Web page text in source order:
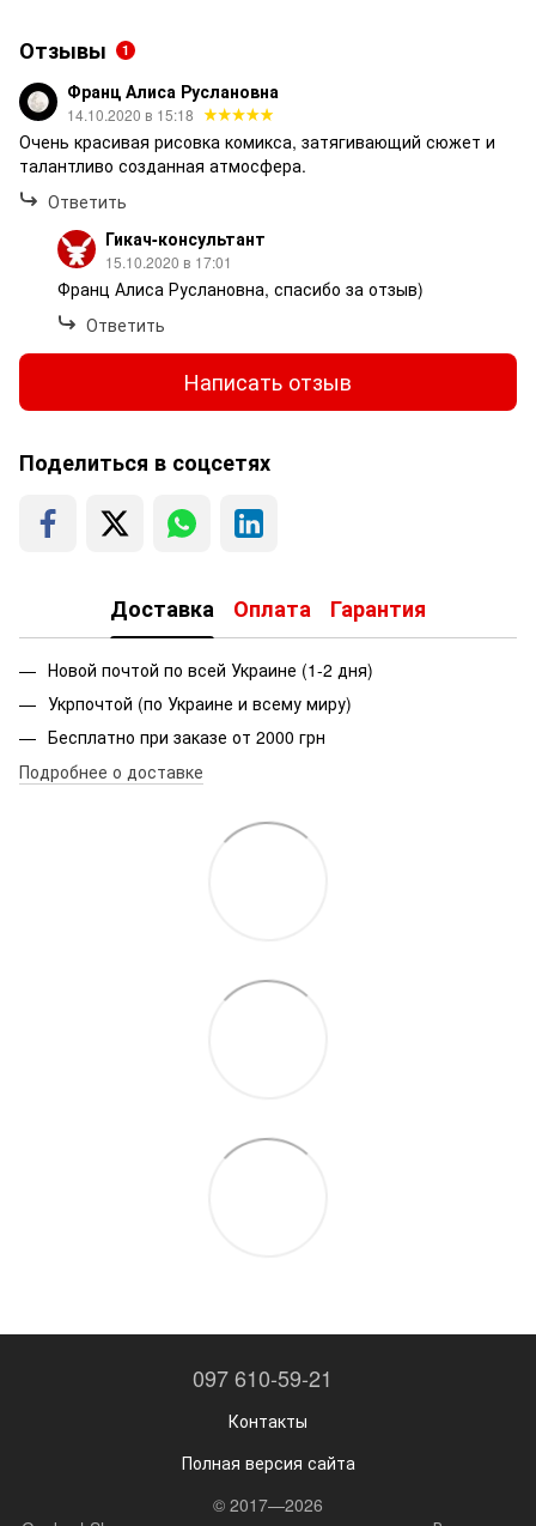
Отзывы 1
Франц Алиса Руслановна
14.10.2020 в 15:18
Очень красивая рисовка комикса, затягивающий сюжет и
талантливо созданная атмосфера.
Ответить
Гикач-консультант
15.10.2020 в 17:01
Франц Алиса Руслановна, спасибо за отзыв)
Ответить
Написать отзыв
Поделиться в соцсетях
Доставка Оплата Гарантия
Новой почтой по всей Украине (1-2 дня)
Укрпочтой (по Украине и всему миру)
Бесплатно при заказе от 2000 грн
Подробнее о доставке
097 610-59-21
Контакты
Полная версия сайта
© 2017—2026